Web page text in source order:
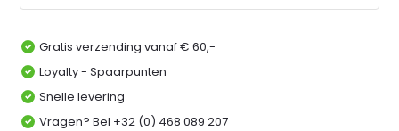
Gratis verzending vanaf € 60,-
Loyalty - Spaarpunten
Snelle levering
Vragen? Bel +32 (0) 468 089 207